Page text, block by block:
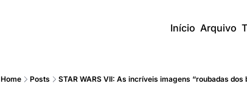
Início Arquivo
Home Posts STAR WARS VII: As incríveis imagens “roubadas